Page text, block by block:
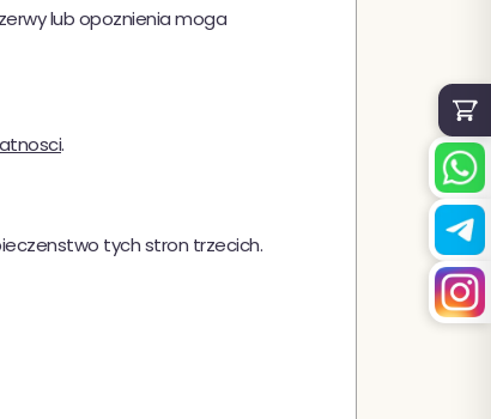
lub opoznienia moga
.
tych stron trzecich.